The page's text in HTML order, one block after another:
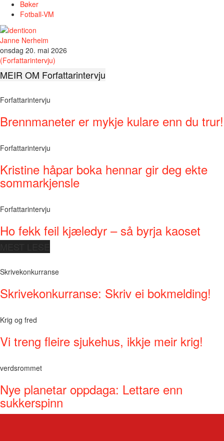
Bøker
Fotball-VM
Janne Nerheim
onsdag 20. mai 2026
(Forfattarintervju)
MEIR OM Forfattarintervju
Forfattarintervju
Brennmaneter er mykje kulare enn du trur!
Forfattarintervju
Kristine håpar boka hennar gir deg ekte
sommarkjensle
Forfattarintervju
Ho fekk feil kjæledyr – så byrja kaoset
Skrivekonkurranse
Skrivekonkurranse: Skriv ei bokmelding!
Krig og fred
Vi treng fleire sjukehus, ikkje meir krig!
verdsrommet
Nye planetar oppdaga: Lettare enn
sukkerspinn